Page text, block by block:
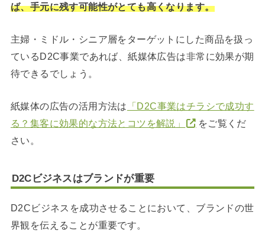
ば、手元に残す可能性がとても高くなります。
主婦・ミドル・シニア層をターゲットにした商品を扱っ
ているD2C事業であれば、紙媒体広告は非常に効果が期
待できるでしょう。
紙媒体の広告の活用方法は
「D2C事業はチラシで成功す
る？集客に効果的な方法とコツを解説」
をご覧くだ
さい。
D2Cビジネスはブランドが重要
D2Cビジネスを成功させることにおいて、ブランドの世
界観を伝えることが重要です。